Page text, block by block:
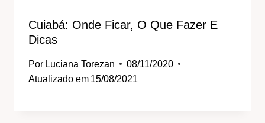
Cuiabá: Onde Ficar, O Que Fazer E
Dicas
Por Luciana Torezan
08/11/2020
Atualizado em 15/08/2021